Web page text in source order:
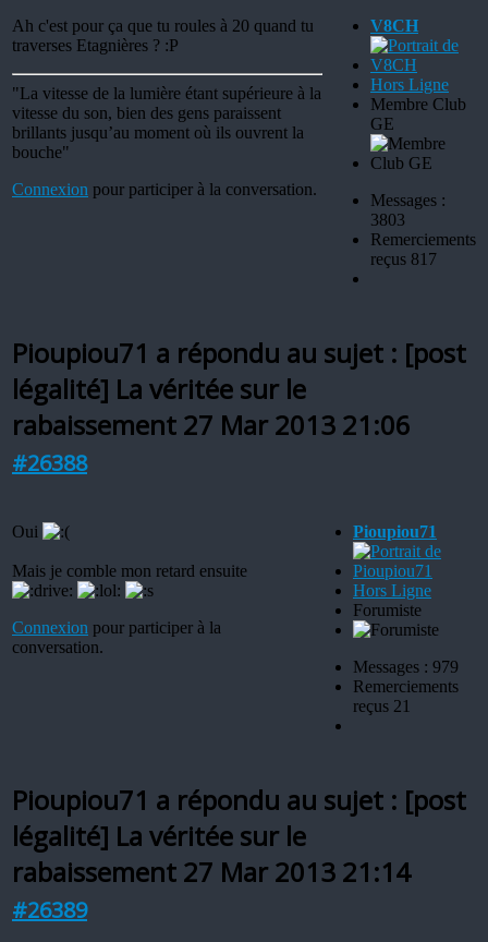
Ah c'est pour ça que tu roules à 20 quand tu
traverses Etagnières ? :P
"La vitesse de la lumière étant supérieure à la
vitesse du son, bien des gens paraissent
brillants jusqu’au moment où ils ouvrent la
bouche"
Connexion pour participer à la conversation.
V8CH
Hors Ligne
Membre Club
GE
Messages :
3803
Remerciements
reçus 817
Pioupiou71 a répondu au sujet : [post
légalité] La véritée sur le
rabaissement 27 Mar 2013 21:06
#26388
Oui
Mais je comble mon retard ensuite
Connexion pour participer à la
conversation.
Pioupiou71
Hors Ligne
Forumiste
Messages : 979
Remerciements
reçus 21
Pioupiou71 a répondu au sujet : [post
légalité] La véritée sur le
rabaissement 27 Mar 2013 21:14
#26389